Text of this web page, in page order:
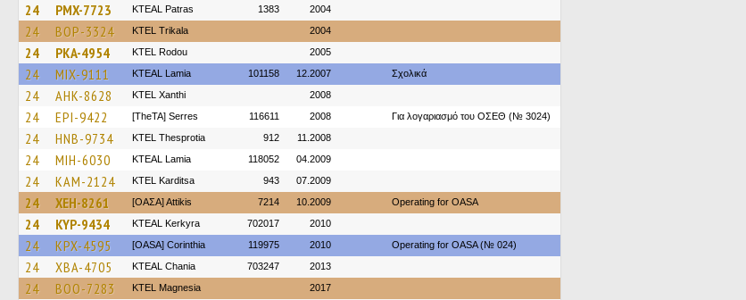
24 PMX-7723 KTEAL Patras 1383 2004
24 BOP-3324 ΚΤΕL Τrikala 2004
24 PKA-4954 ΚΤΕL Rodou 2005
24 MIX-9111 KTEAL Lamia 101158 12.2007 Σχολικά
24 AHK-8628 KTEL Xanthi 2008
24 EPI-9422 [TheTA] Serres 116611 2008 Για λογαριασμό του ΟΣΕΘ (№ 3024)
24 HNB-9734 KTEL Thesprotia 912 11.2008
24 MIH-6030 KTEAL Lamia 118052 04.2009
24 KAM-2124 ΚΤΕL Karditsa 943 07.2009
24 XEH-8261 [ΟΑΣΑ] Αttikis 7214 10.2009 Operating for OASA
24 KYP-9434 KTEAL Kerkyra 702017 2010
24 KPX-4595 [OASA] Corinthia 119975 2010 Operating for OASA (№ 024)
24 XBA-4705 KTEAL Chania 703247 2013
24 BOO-7283 ΚΤΕL Magnesia 2017